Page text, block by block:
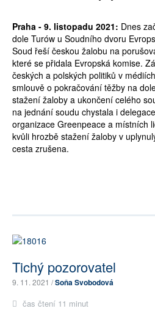
Praha - 9. listopadu 2021: Dnes
dole Turów u Soudního dvoru
Soud řeší českou žalobu na
které se přidala Evropská komise.
českých a polských politiků v
smlouvě o pokračování těžby na
stažení žaloby a ukončení celého
na jednání soudu chystala i
organizace Greenpeace a místních
kvůli hrozbě stažení žaloby v
cesta zrušena.
Tichý pozorovatel
9. 11. 2021 /Soňa Svobodová
čas čtení 11 minut